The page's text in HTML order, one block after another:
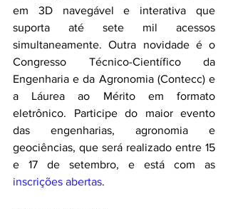
em 3D navegável e interativa que
suporta até sete mil acessos
simultaneamente. Outra novidade é o
Congresso Técnico-Científico da
Engenharia e da Agronomia (Contecc) e
a Láurea ao Mérito em formato
eletrônico. Participe do maior evento
das engenharias, agronomia e
geociências, que será realizado entre 15
inscrições abertas.